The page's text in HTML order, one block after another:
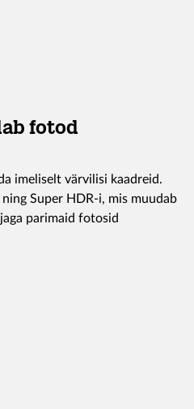
fotod
imeliselt värvilisi kaadreid.
Super HDR-i, mis muudab
parimaid fotosid